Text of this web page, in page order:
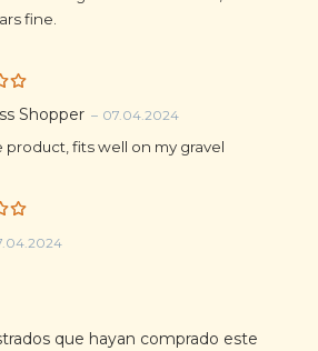
fine.
5 Shopper – 07.04.2024
product, fits well on my gravel
5
que hayan comprado este